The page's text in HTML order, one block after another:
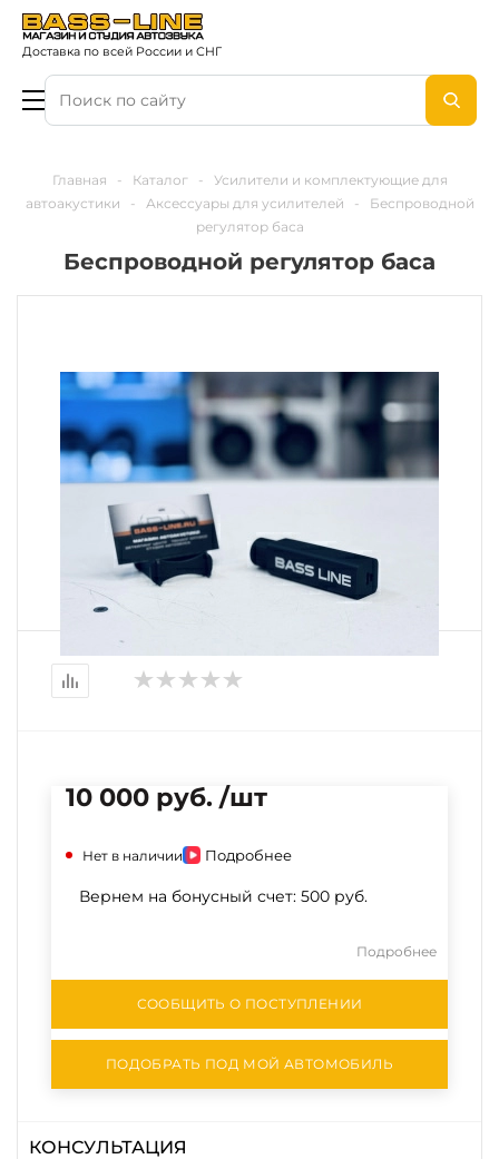
Доставка по всей России и СНГ
Главная - Каталог -
Усилители и комплектующие для
автоакустики
- Аксессуары для усилителей -
Беспроводной
регулятор баса
Беспроводной регулятор баса
10 000 руб. /шт
Нет в наличии Подробнее
Вернем на бонусный счет: 500 руб.
Подробнее
СООБЩИТЬ О ПОСТУПЛЕНИИ
ПОДОБРАТЬ ПОД МОЙ АВТОМОБИЛЬ
КОНСУЛЬТАЦИЯ